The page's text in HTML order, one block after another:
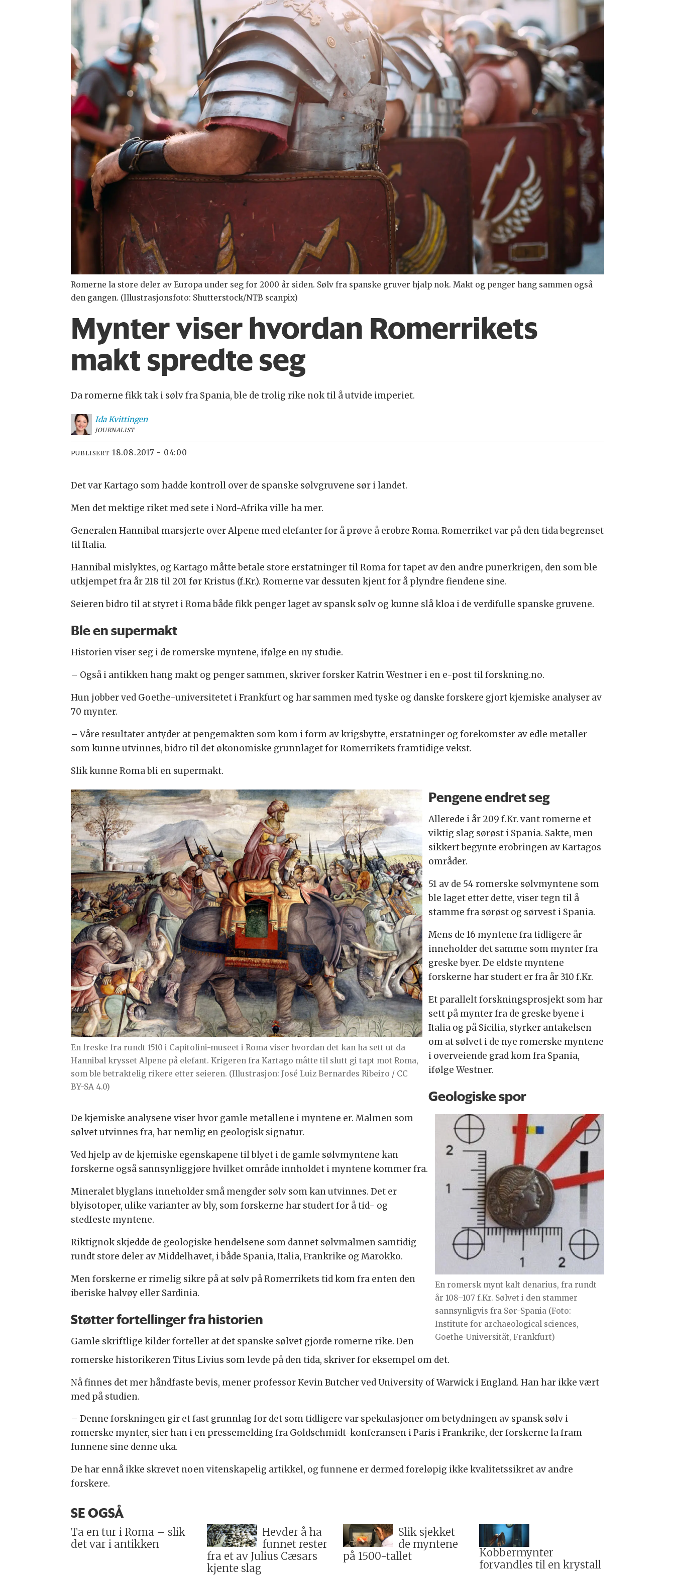
Romerne la store deler av Europa under seg for 2000 år siden. Sølv fra spanske gruver hjalp nok. Makt og penger hang sammen også
den gangen. (Illustrasjonsfoto: Shutterstock/NTB scanpix)
Mynter viser hvordan Romerrikets
makt spredte seg
Da romerne fikk tak i sølv fra Spania, ble de trolig rike nok til å utvide imperiet.
Ida Kvittingen
JOURNALIST
PUBLISERT 18.08.2017 - 04:00
Det var Kartago som hadde kontroll over de spanske sølvgruvene sør i landet.
Men det mektige riket med sete i Nord-Afrika ville ha mer.
Generalen Hannibal marsjerte over Alpene med elefanter for å prøve å erobre Roma. Romerriket var på den tida begrenset
til Italia.
Hannibal mislyktes, og Kartago måtte betale store erstatninger til Roma for tapet av den andre punerkrigen, den som ble
utkjempet fra år 218 til 201 før Kristus (f.Kr.). Romerne var dessuten kjent for å plyndre fiendene sine.
Seieren bidro til at styret i Roma både fikk penger laget av spansk sølv og kunne slå kloa i de verdifulle spanske gruvene.
Ble en supermakt
Historien viser seg i de romerske myntene, ifølge en ny studie.
– Også i antikken hang makt og penger sammen, skriver forsker Katrin Westner i en e-post til forskning.no.
Hun jobber ved Goethe-universitetet i Frankfurt og har sammen med tyske og danske forskere gjort kjemiske analyser av
70 mynter.
– Våre resultater antyder at pengemakten som kom i form av krigsbytte, erstatninger og forekomster av edle metaller
som kunne utvinnes, bidro til det økonomiske grunnlaget for Romerrikets framtidige vekst.
Slik kunne Roma bli en supermakt.
En freske fra rundt 1510 i Capitolini-museet i Roma viser hvordan det kan ha sett ut da
Hannibal krysset Alpene på elefant. Krigeren fra Kartago måtte til slutt gi tapt mot Roma,
som ble betraktelig rikere etter seieren. (Illustrasjon: José Luiz Bernardes Ribeiro / CC
BY-SA 4.0)
Pengene endret seg
Allerede i år 209 f.Kr. vant romerne et
viktig slag sørøst i Spania. Sakte, men
sikkert begynte erobringen av Kartagos
områder.
51 av de 54 romerske sølvmyntene som
ble laget etter dette, viser tegn til å
stamme fra sørøst og sørvest i Spania.
Mens de 16 myntene fra tidligere år
inneholder det samme som mynter fra
greske byer. De eldste myntene
forskerne har studert er fra år 310 f.Kr.
Et parallelt forskningsprosjekt som har
sett på mynter fra de greske byene i
Italia og på Sicilia, styrker antakelsen
om at sølvet i de nye romerske myntene
i overveiende grad kom fra Spania,
ifølge Westner.
Geologiske spor
En romersk mynt kalt denarius, fra rundt
år 108–107 f.Kr. Sølvet i den stammer
sannsynligvis fra Sør-Spania (Foto:
Institute for archaeological sciences,
Goethe-Universität, Frankfurt)
De kjemiske analysene viser hvor gamle metallene i myntene er. Malmen som
sølvet utvinnes fra, har nemlig en geologisk signatur.
Ved hjelp av de kjemiske egenskapene til blyet i de gamle sølvmyntene kan
forskerne også sannsynliggjøre hvilket område innholdet i myntene kommer fra.
Mineralet blyglans inneholder små mengder sølv som kan utvinnes. Det er
blyisotoper, ulike varianter av bly, som forskerne har studert for å tid- og
stedfeste myntene.
Riktignok skjedde de geologiske hendelsene som dannet sølvmalmen samtidig
rundt store deler av Middelhavet, i både Spania, Italia, Frankrike og Marokko.
Men forskerne er rimelig sikre på at sølv på Romerrikets tid kom fra enten den
iberiske halvøy eller Sardinia.
Støtter fortellinger fra historien
Gamle skriftlige kilder forteller at det spanske sølvet gjorde romerne rike. Den
romerske historikeren Titus Livius som levde på den tida, skriver for eksempel om det.
Nå finnes det mer håndfaste bevis, mener professor Kevin Butcher ved University of Warwick i England. Han har ikke vært
med på studien.
– Denne forskningen gir et fast grunnlag for det som tidligere var spekulasjoner om betydningen av spansk sølv i
romerske mynter, sier han i en pressemelding fra Goldschmidt-konferansen i Paris i Frankrike, der forskerne la fram
funnene sine denne uka.
De har ennå ikke skrevet noen vitenskapelig artikkel, og funnene er dermed foreløpig ikke kvalitetssikret av andre
forskere.
SE OGSÅ
Ta en tur i Roma – slik
det var i antikken
Hevder å ha
funnet rester
fra et av Julius Cæsars
kjente slag
Slik sjekket
de myntene
på 1500-tallet
Kobbermynter
forvandles til en krystall